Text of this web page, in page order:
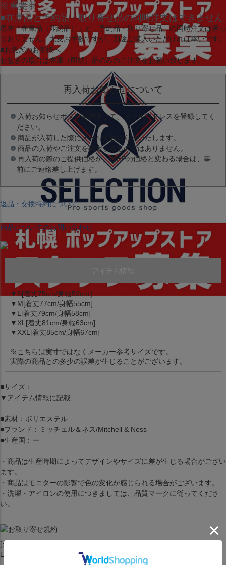
※重要※
■在庫品と予約品・取り寄せ品の同時注文はできません
現在 「在庫品（即納品）」 と 「予約品・取り寄せ品」の同時注文は承っ
ておりません。大変お手数ですが、別途ご購入いただければ幸いです。
■お急ぎのお客様へ
お急ぎの場合は在庫（即納）品のみのご注文をお願い致します。
再入荷お知らせについて
入荷お知らせボタンを押下して、メールアドレスを登録してく
ださい。
商品が入荷した際にメールでお知らせいたします。
商品の入荷やご注文を確定するものではありません。
再入荷の際のご提供価格が、当HPの価格と変わる場合は、事
前にご連絡差し上げます。
返品・交換特約について
商品についてのお問い合わせ
アイテム情報
▼S[着丈75cm/身幅53cm］
▼M[着丈77cm/身幅55cm]
▼L[着丈79cm/身幅58cm]
▼XL[着丈81cm/身幅63cm]
▼XXL[着丈85cm/身幅67cm]
※こちらは実寸ではなくメーカー参考サイズです。
実際の商品との多少の誤差が生じることがございます。
■サイズ：
▼アイテム情報に記載
■素材：ポリエステル
■ブランド：ミッチェル＆ネス/Mitchell & Ness
■生産国：ー
・商品は生産時期によってデザインやサイズに差が生じる場合がござい
ます。
・商品はモニターの影響で色の変化が感じられる場合がございます。
・洗濯・アイロンの使用につきましては、品質マークに従ってくださ
い。
[ジャージ][ユニホーム][Swingman Jersey 1999-00][Los Angeles
Lakers][Shaquille O'Neal #33][Purple][バスケットボール][LAL]